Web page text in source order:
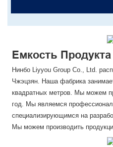
Емкость Продукта
Нинбо Liyyou Group Co., Ltd.
Чжэцзян. Наша фабрика
квадратных метров. Мы можем
год. Мы являемся
специализирующимся на
Мы можем производить